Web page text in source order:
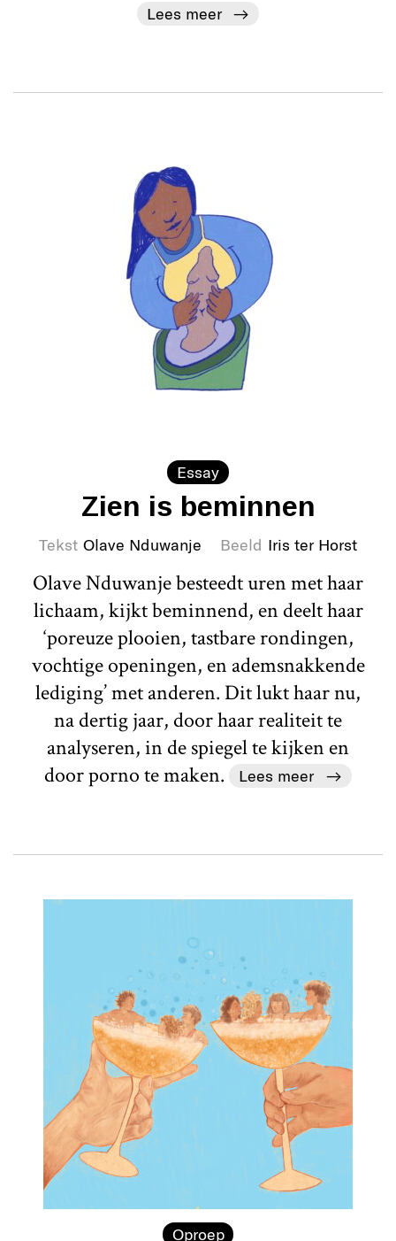
Lees meer
Essay
Zien is beminnen
Tekst Olave Nduwanje Beeld Iris ter Horst
Olave Nduwanje besteedt uren met haar
lichaam, kijkt beminnend, en deelt haar
‘poreuze plooien, tastbare rondingen,
vochtige openingen, en ademsnakkende
lediging’ met anderen. Dit lukt haar nu,
na dertig jaar, door haar realiteit te
analyseren, in de spiegel te kijken en
door porno te maken.
Lees meer
Oproep